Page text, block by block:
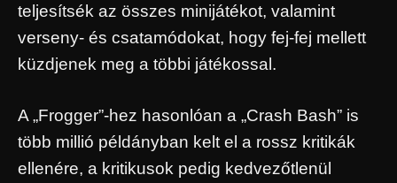
teljesítsék az összes minijátékot, valamint
verseny- és csatamódokat, hogy fej-fej mellett
küzdjenek meg a többi játékossal.
A „Frogger”-hez hasonlóan a „Crash Bash” is
több millió példányban kelt el a rossz kritikák
ellenére, a kritikusok pedig kedvezőtlenül